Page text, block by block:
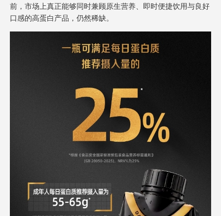
前，市场上真正能够同时兼顾原生营养、即时便捷饮用与良好
口感的高蛋白产品，仍然稀缺。